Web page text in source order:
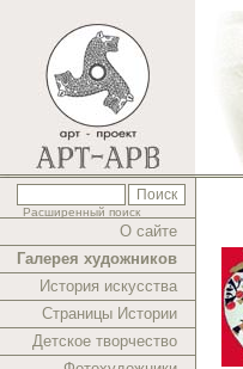
Расширенный поиск
О сайте
Галерея художников
История искусства
Страницы Истории
Детское творчество